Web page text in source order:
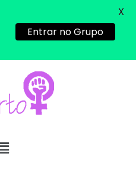
Entrar no Grupo
X